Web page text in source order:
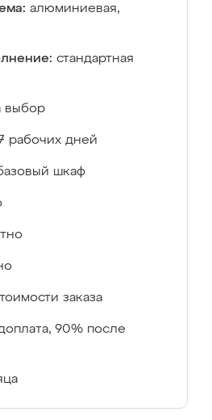
алюминиевая,
стандартная
выбор
рабочих дней
шкаф
заказа
90% после